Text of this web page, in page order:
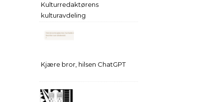
Kulturredaktørens
kulturavdeling
Kjære bror, hilsen ChatGPT